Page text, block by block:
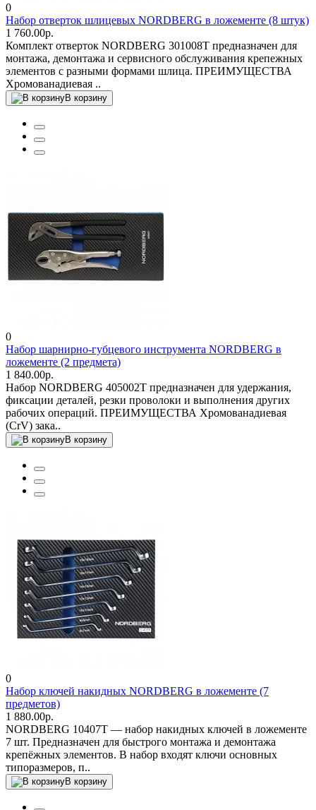
0
Набор отверток шлицевых NORDBERG в ложементе (8 штук)
1 760.00р.
Комплект отверток NORDBERG 301008T предназначен для
монтажа, демонтажа и сервисного обслуживания крепежных
элементов с разными формами шлица. ПРЕИМУЩЕСТВА
Хромованадиевая ..
В корзину
0
Набор шарнирно-губцевого инструмента NORDBERG в
ложементе (2 предмета)
1 840.00р.
Набор NORDBERG 405002T предназначен для удержания,
фиксации деталей, резки проволоки и выполнения других
рабочих операций. ПРЕИМУЩЕСТВА Хромованадиевая
(CrV) зака..
В корзину
0
Набор ключей накидных NORDBERG в ложементе (7
предметов)
1 880.00р.
NORDBERG 10407T — набор накидных ключей в ложементе
7 шт. Предназначен для быстрого монтажа и демонтажа
крепёжных элементов. В набор входят ключи основных
типоразмеров, п..
В корзину